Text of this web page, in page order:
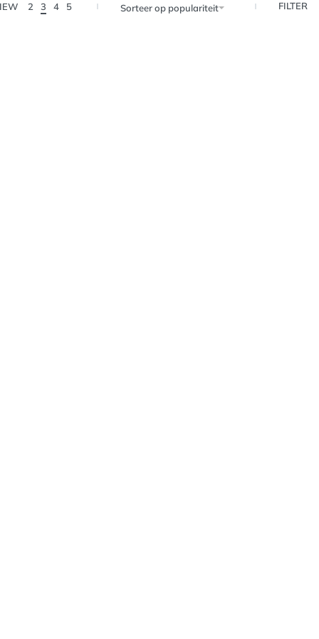
2 3 4 5 Sorteer op populariteit FILTER